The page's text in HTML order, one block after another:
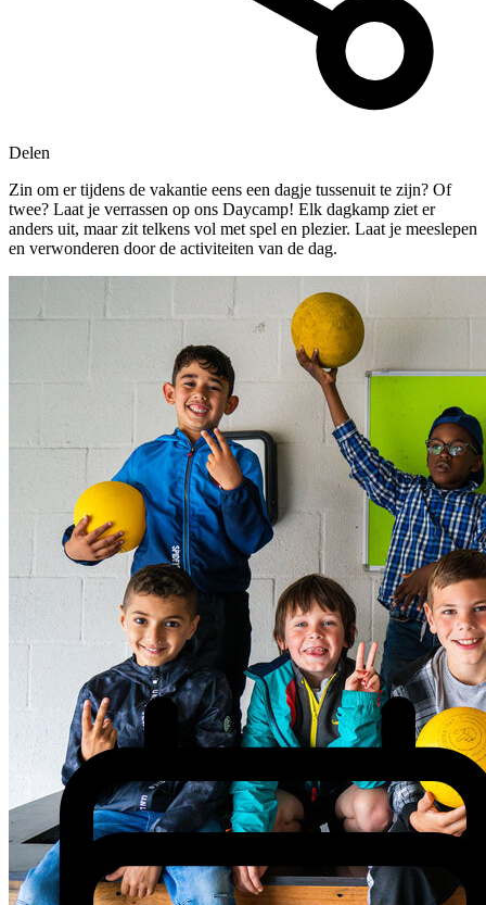
Delen
Zin om er tijdens de vakantie eens een dagje tussenuit te zijn? Of
twee? Laat je verrassen op ons Daycamp! Elk dagkamp ziet er
anders uit, maar zit telkens vol met spel en plezier. Laat je meeslepen
en verwonderen door de activiteiten van de dag.